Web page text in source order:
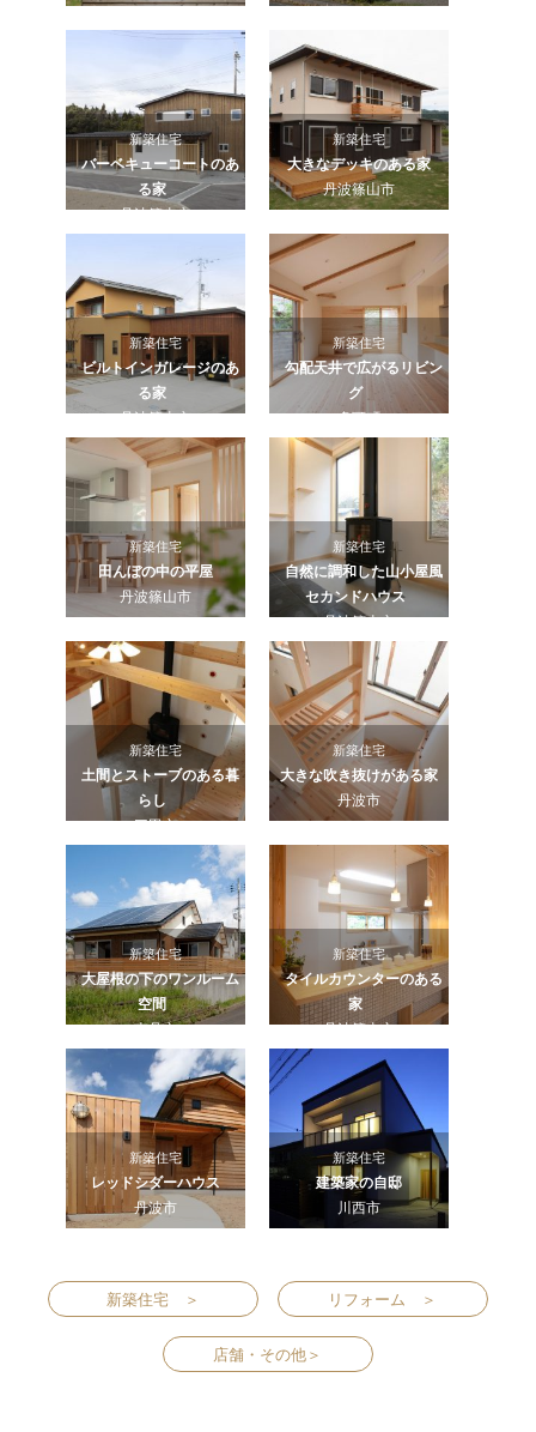
新築住宅
バーベキューコートのあ
る家
丹波篠山市
新築住宅
大きなデッキのある家
丹波篠山市
新築住宅
ビルトインガレージのあ
る家
丹波篠山市
新築住宅
勾配天井で広がるリビン
グ
多可町
新築住宅
田んぼの中の平屋
丹波篠山市
新築住宅
自然に調和した山小屋風
セカンドハウス
丹波篠山市
新築住宅
土間とストーブのある暮
らし
三田市
新築住宅
大きな吹き抜けがある家
丹波市
新築住宅
大屋根の下のワンルーム
空間
南丹市
新築住宅
タイルカウンターのある
家
丹波篠山市
新築住宅
レッドシダーハウス
丹波市
新築住宅
建築家の自邸
川西市
新築住宅 ＞ リフォーム ＞
店舗・その他＞